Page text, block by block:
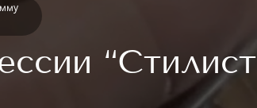
“Стилист